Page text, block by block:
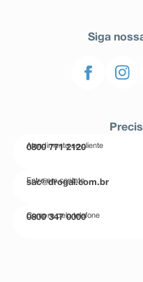
Siga
Atendimento ao cliente
0800 771 2120
Entre em contato
sac@drogal.com.br
Compre pelo telefone
0800 347 0000